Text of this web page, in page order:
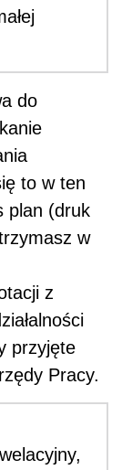
do
to w ten
plan (druk
w
z
przyjęte
Pracy.